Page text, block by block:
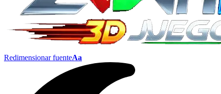
Redimensionar fuenteAa